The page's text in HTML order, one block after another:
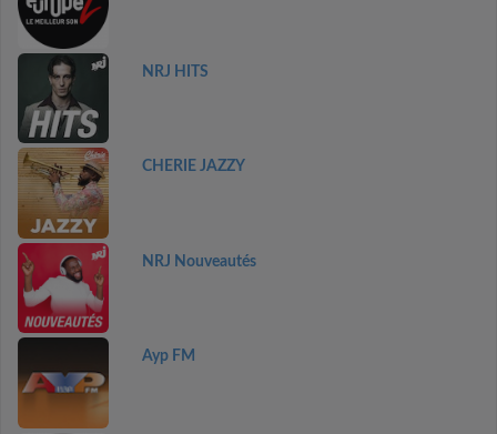
NRJ HITS
CHERIE JAZZY
NRJ Nouveautés
Ayp FM